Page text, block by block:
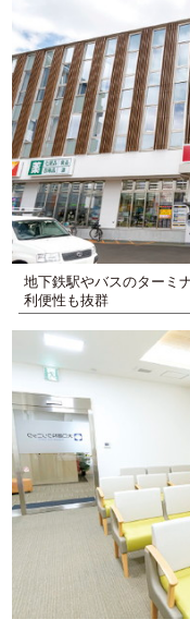
地下鉄駅やバスのターミ
利便性も抜群